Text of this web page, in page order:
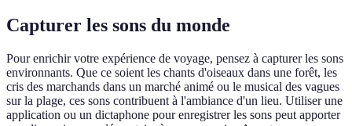
Capturer les sons du monde
Pour enrichir votre expérience de voyage, pensez à capturer les sons
environnants. Que ce soient les chants d'oiseaux dans une forêt, les
cris des marchands dans un marché animé ou le musical des vagues
sur la plage, ces sons contribuent à l'ambiance d'un lieu. Utiliser une
application ou un dictaphone pour enregistrer les sons peut apporter